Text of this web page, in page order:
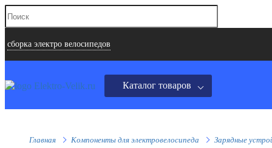
сборка электро велосипедов
Каталог товаров
Главная Компоненты для электровелосипеда Зарядные